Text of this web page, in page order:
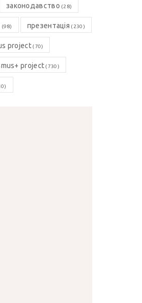
законодавство (28)
(98) презентація (230)
project(70)
project (730)